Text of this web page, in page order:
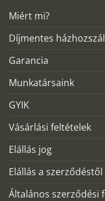
Miért mi?
Díjmentes
Garancia
Munkatársaink
GYIK
Vásárlási feltételek
Elállás jog
Elállás a szerződéstől
Általános szerződési